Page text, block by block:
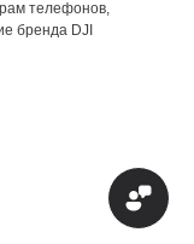
телефонов,
бренда DJI